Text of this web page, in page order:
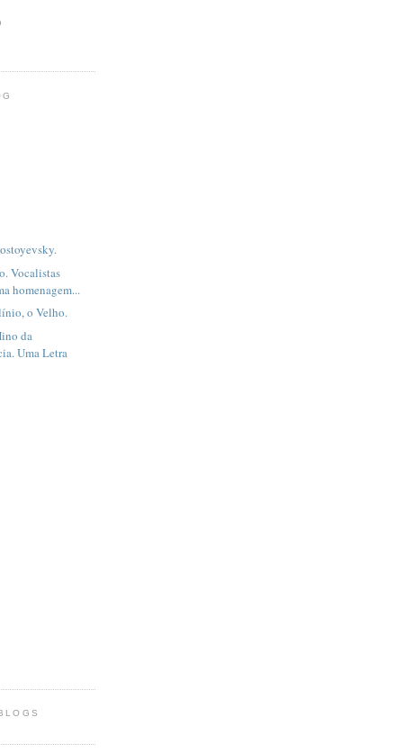
Vocalistas
homenagem...
o Velho.
da
Uma Letra